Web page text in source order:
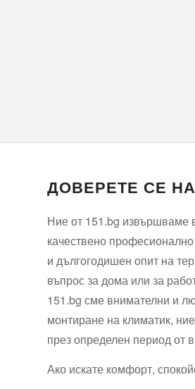
ДОВЕРЕТЕ СЕ
Ние от 151.bg извършваме
качествено
и дългогодишен опит на
въпрос за дома или за
151.bg сме внимателни и
монтиране на климатик,
през определен период от
Ако искате комфорт,